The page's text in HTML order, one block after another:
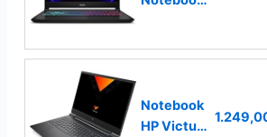
512GB SSD,
Type-C,
RJ45,
32 GB
Core i7-
13620H
Notebook
HP Victus